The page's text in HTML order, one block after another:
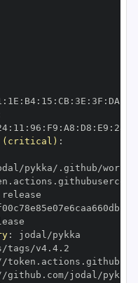
: 1E : B4: 15 : CB: 3E : 3F : DA
: 11 : 96 : F9 : A8 : D8 : E9 : 28
(critical) :
: